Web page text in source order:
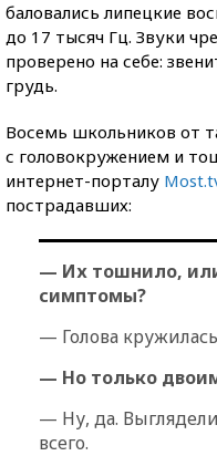
баловались липецкие
до 17 тысяч Гц. Звуки
проверено на себе:
грудь.
Восемь школьников от
с головокружением и
интернет-порталу
пострадавших:
— Их тошнило,
симптомы?
— Голова
— Но только
— Ну, да.
всего.